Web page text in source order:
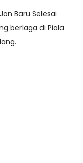
Baru Selesai
berlaga di Piala